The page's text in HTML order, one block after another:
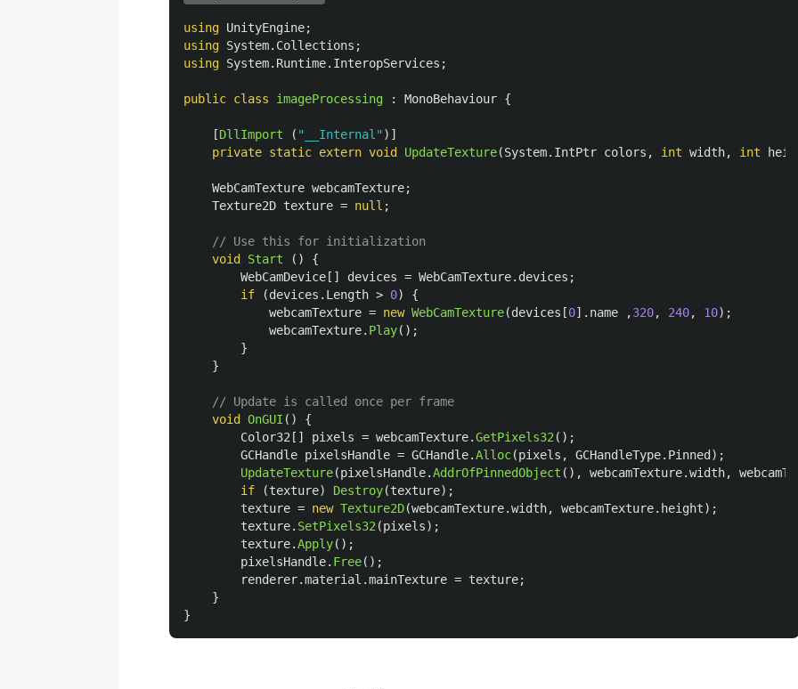
using UnityEngine;
using System.Collections ;
using System.Runtime.InteropServices ;
public class imageProcessing : MonoBehaviour {
[DllImport ( "__Internal" )]
private static extern void UpdateTexture(System. IntPtr colors , int width, int
WebCamTexture webcamTexture;
Texture2D texture = null ;
// Use this for initialization
void
Start ()
{
WebCamDevice [] devices = WebCamTexture. devices ;
if
(devices . Length > 0)
{
webcamTexture = new WebCamTexture(devices [0]. name ,320, 240, 10);
webcamTexture. Play();
}
}
// Update is called once per frame
void
OnGUI ()
{
Color32 [] pixels = webcamTexture.GetPixels32 ();
GCHandle pixelsHandle = GCHandle.Alloc(pixels , GCHandleType. Pinned );
UpdateTexture(pixelsHandle.AddrOfPinnedObject (), webcamTexture.width,
if
(texture) Destroy(texture);
texture = new Texture2D(webcamTexture.width, webcamTexture. height);
texture. SetPixels32 (pixels);
texture.Apply();
pixelsHandle. Free();
renderer.material .mainTexture = texture;
}
}